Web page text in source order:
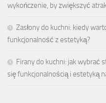
wykończenie, by zwiększyć
Zasłony do kuchni: kiedy
funkcjonalność z estetyką?
Firany do kuchni: jak wybrać
się funkcjonalnością i estetyką